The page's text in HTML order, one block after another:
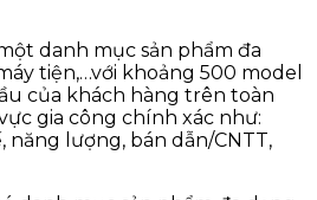
danh mục sản phẩm đa
tiện,…với khoảng 500 model
của khách hàng trên toàn
gia công chính xác như:
năng lượng, bán dẫn/CNTT,